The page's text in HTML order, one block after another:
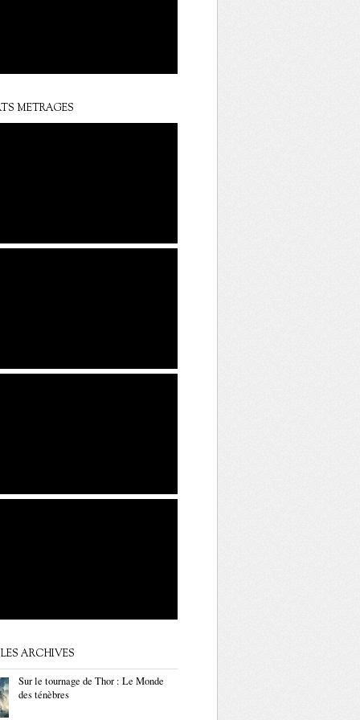
METRAGES
ARCHIVES
Sur le tournage de Thor : Le Monde
des ténèbres